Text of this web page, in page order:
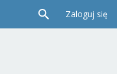
Zaloguj się